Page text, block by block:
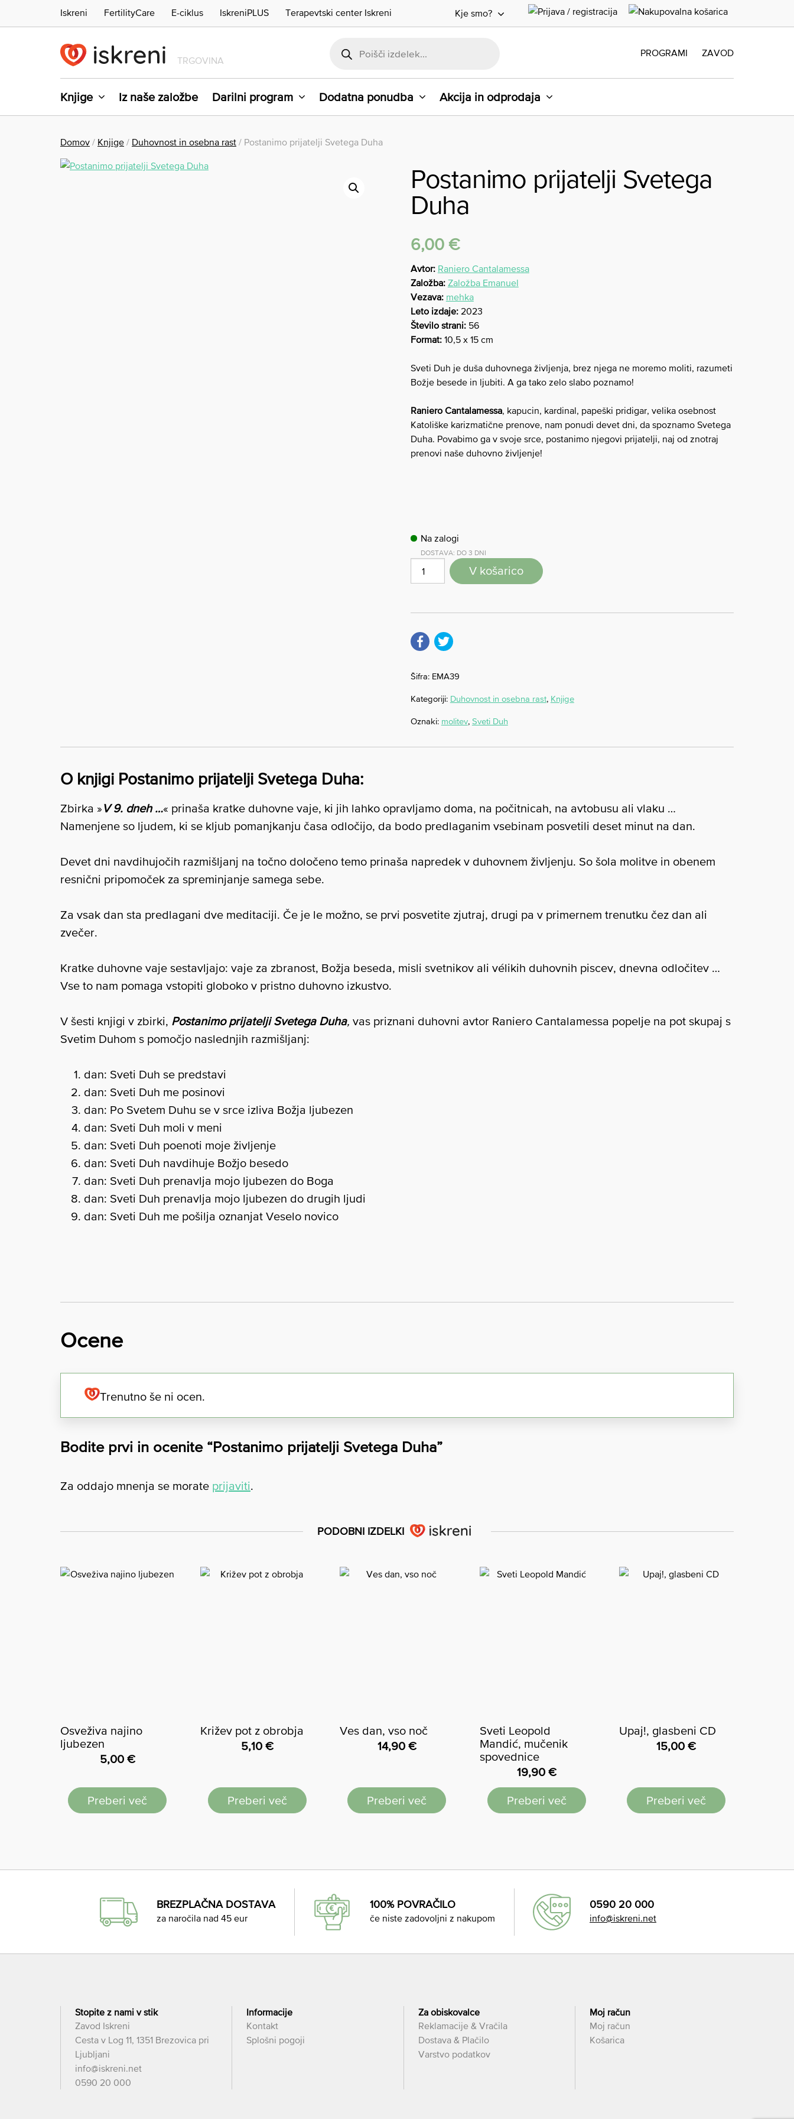
TRGOVINA
Kje smo?
Knjige Iz naše založbe Darilni program Dodatna ponudba Akcija in odprodaja
PROGRAMI ZAVOD
Iskreni FertilityCare E-ciklus IskreniPLUS Terapevtski center Iskreni
Domov / Knjige / Duhovnost in osebna rast / Postanimo prijatelji Svetega Duha
Postanimo prijatelji Svetega
Duha
6,00 €
Avtor: Raniero Cantalamessa
Založba: Založba Emanuel
Vezava: mehka
Leto izdaje:2023
Število strani:56
Format:10,5 x 15 cm
Sveti Duh je duša duhovnega življenja, brez njega ne moremo moliti, razumeti
Božje besede in ljubiti. A ga tako zelo slabo poznamo!
Raniero Cantalamessa, kapucin, kardinal, papeški pridigar, velika osebnost
Katoliške karizmatične prenove, nam ponudi devet dni, da spoznamo Svetega
Duha. Povabimo ga v svoje srce, postanimonjegovi prijatelji, naj od znotraj
prenovi naše duhovno življenje!
Na zalogi
DOSTAVA: DO 3 DNI
V košarico
Šifra: EMA39
Kategoriji: Duhovnost in osebna rast, Knjige
Oznaki: molitev, Sveti Duh
O knjigi Postanimo prijatelji Svetega Duha:
Zbirka »V 9. dneh …« prinaša kratke duhovne vaje, ki jih lahko opravljamo doma, na počitnicah, na avtobusu ali vlaku …
Namenjene so ljudem, ki se kljub pomanjkanju časa odločijo, da bodo predlaganim vsebinam posvetili deset minut na dan.
Devet dni navdihujočih razmišljanj na točno določeno temo prinaša napredek v duhovnem življenju. So šola molitve in obenem
resnični pripomoček za spreminjanje samega sebe.
Za vsak dan sta predlagani dve meditaciji. Če je le možno, se prvi posvetite zjutraj, drugi pa v primernem trenutku čez dan ali
zvečer.
Kratke duhovne vaje sestavljajo: vaje za zbranost, Božja beseda, misli svetnikov ali vélikih duhovnih piscev, dnevna odločitev …
Vse to nam pomaga vstopiti globoko v pristno duhovno izkustvo.
V šesti knjigi v zbirki, Postanimo prijatelji Svetega Duha, vas priznani duhovni avtor Raniero Cantalamessa popelje na pot skupaj s
Svetim Duhom s pomočjo naslednjih razmišljanj:
dan: Sveti Duh se predstavi
dan: Sveti Duh me posinovi
dan: Po Svetem Duhu se v srce izliva Božja ljubezen
dan: Sveti Duh moli v meni
dan: Sveti Duh poenoti moje življenje
dan: Sveti Duh navdihuje Božjo besedo
dan: Sveti Duh prenavlja mojo ljubezen do Boga
dan: Sveti Duh prenavlja mojo ljubezen do drugih ljudi
dan: Sveti Duh me pošilja oznanjat Veselo novico
Ocene
Trenutno še ni ocen.
Bodite prvi in ocenite “Postanimo prijatelji Svetega Duha”
Za oddajo mnenja se morate prijaviti.
PODOBNI IZDELKI
Osveživa najino
ljubezen
5,00 €
Preberi več
Križev pot z obrobja
5,10 €
Preberi več
Ves dan, vso noč
14,90 €
Preberi več
Sveti Leopold
Mandić, mučenik
spovednice
19,90 €
Preberi več
Upaj!, glasbeni CD
15,00€
Preberi več
BREZPLAČNA DOSTAVA
za naročila nad 45 eur
100% POVRAČILO
če niste zadovoljni z nakupom
0590 20 000
info@iskreni.net
Stopite z nami v stik
Zavod Iskreni
Cesta v Log 11, 1351 Brezovica pri
Ljubljani
info@iskreni.net
0590 20 000
Informacije
Kontakt
Splošni pogoji
Za obiskovalce
Reklamacije & Vračila
Dostava & Plačilo
Varstvo podatkov
Moj račun
Moj račun
Košarica